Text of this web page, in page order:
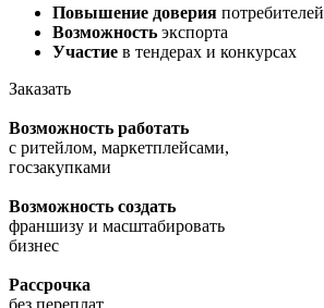
Повышение доверия потребителей
Возможность экспорта
Участие в тендерах и конкурсах
Заказать
Возможность работать
с ритейлом, маркетплейсами,
госзакупками
Возможность создать
франшизу и масштабировать
бизнес
Рассрочка
без переплат